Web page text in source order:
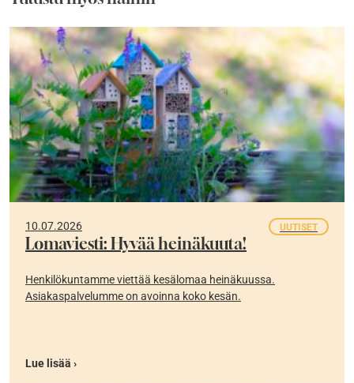
10.07.2026 UUTISET
Lomaviesti: Hyvää heinäkuuta!
Henkilökuntamme viettää kesälomaa heinäkuussa.
Asiakaspalvelumme on avoinna koko kesän.
Lue lisää ›